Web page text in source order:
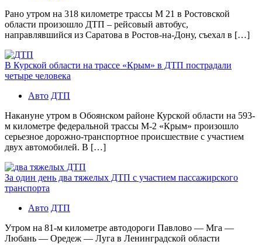
Рано утром на 318 километре трассы М 21 в Ростовской
области произошло ДТП – рейсовый автобус,
направлявшийся из Саратова в Ростов-на-Дону, съехал в […]
В Курской области на трассе «Крым» в ДТП пострадали
четыре человека
Авто ДТП
Накануне утром в Обоянском районе Курской области на 593-
м километре федеральной трассы М-2 «Крым» произошло
серьезное дорожно-транспортное происшествие с участием
двух автомобилей. В […]
За один день два тяжелых ДТП с участием пассажирского
транспорта
Авто ДТП
Утром на 81-м километре автодороги Павлово — Мга —
Любань — Оредеж — Луга в Ленинградской области